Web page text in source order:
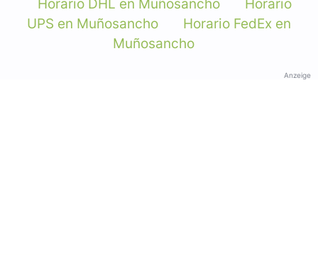
Horario DHL en Muñosancho
Horario
UPS en Muñosancho
Horario FedEx en
Muñosancho
Anzeige